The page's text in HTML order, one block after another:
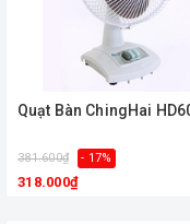
Quạt Bàn ChingHai
381.600₫ - 17%
318.000₫